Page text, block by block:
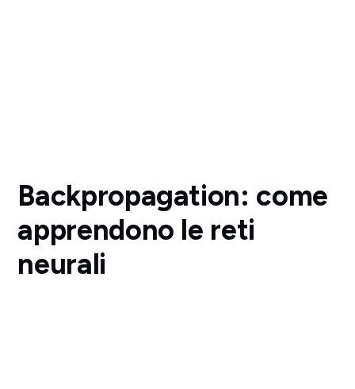
Backpropagation: come
apprendono le reti
neurali